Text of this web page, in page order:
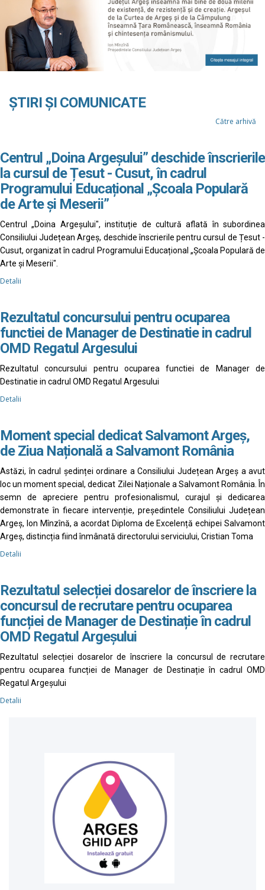
ȘTIRI ȘI COMUNICATE
Către arhivă
Centrul „Doina Argeșului” deschide înscrierile
la cursul de Țesut - Cusut, în cadrul
Programului Educațional „Școala Populară
de Arte și Meserii”
Centrul „Doina Argeșului", instituție de cultură aflată în subordinea
Consiliului Județean Argeș, deschide înscrierile pentru cursul de Țesut -
Cusut, organizat în cadrul Programului Educațional „Școala Populară de
Arte și Meserii".
Detalii
Rezultatul concursului pentru ocuparea
functiei de Manager de Destinatie in cadrul
OMD Regatul Argesului
Rezultatul concursului pentru ocuparea functiei de Manager de
Destinatie in cadrul OMD Regatul Argesului
Detalii
Moment special dedicat Salvamont Argeș,
de Ziua Națională a Salvamont România
Astăzi, în cadrul ședinței ordinare a Consiliului Județean Argeș a avut
loc un moment special, dedicat Zilei Naționale a Salvamont România. În
semn de apreciere pentru profesionalismul, curajul și dedicarea
demonstrate în fiecare intervenție, președintele Consiliului Județean
Argeș, Ion Mînzînă, a acordat Diploma de Excelență echipei Salvamont
Argeș, distincția fiind înmânată directorului serviciului, Cristian Toma
Detalii
Rezultatul selecției dosarelor de înscriere la
concursul de recrutare pentru ocuparea
funcției de Manager de Destinație în cadrul
OMD Regatul Argeșului
Rezultatul selecției dosarelor de înscriere la concursul de recrutare
pentru ocuparea funcției de Manager de Destinație în cadrul OMD
Regatul Argeșului
Detalii